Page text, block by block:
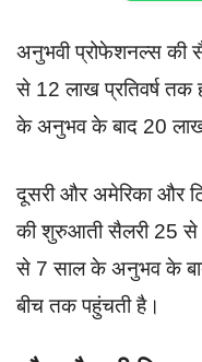
अनुभवी प्रोफेशनल्स
से 12 लाख प्रतिवर्ष
के अनुभव के बाद 20 लाख
दूसरी और अमेरिका और
की शुरुआती सैलरी 25 से
से 7 साल के अनुभव के
बीच तक पहुंचती है।